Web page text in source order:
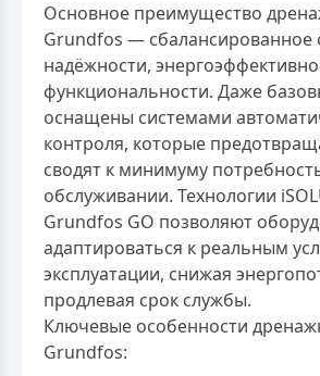
Основное преимущество
Grundfos — сбалансированное
надёжности,
функциональности. Даже
оснащены системами
контроля, которые
сводят к минимуму
обслуживании. Технологии
Grundfos GO позволяют
адаптироваться к реальным
эксплуатации, снижая
продлевая срок службы.
Ключевые особенности
Grundfos: